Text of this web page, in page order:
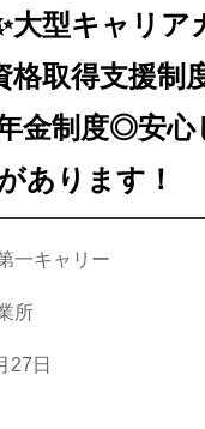
大型キャリア
格取得支援
金制度◎安心
あります！
一キャリー
所
27日